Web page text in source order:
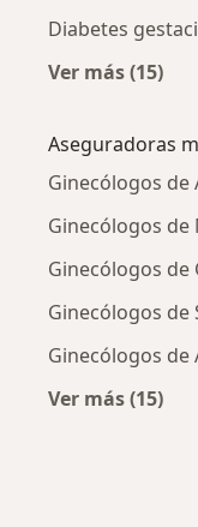
Diabetes
Ver más (15)
Aseguradoras
Ginecólogos de
Ginecólogos de
Ginecólogos de
Ginecólogos
Ginecólogos de
Ver más (15)